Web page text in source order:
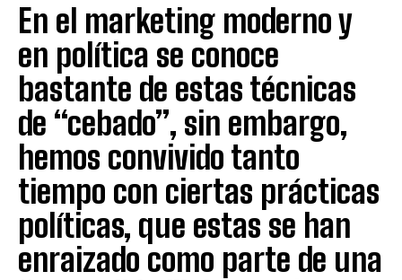
En el marketing moderno y
en política se conoce
bastante de estas técnicas
de “cebado”, sin embargo,
hemos convivido tanto
tiempo con ciertas prácticas
políticas, que estas se han
enraizado como parte de una